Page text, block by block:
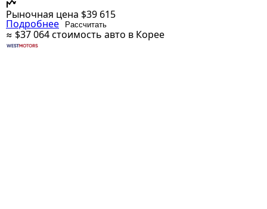
Рыночная цена $39 615
Подробнее Рассчитать
≈ $37 064стоимость авто в Корее